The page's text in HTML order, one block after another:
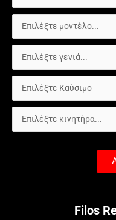
Filos